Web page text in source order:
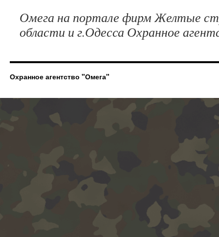
Омега на портале фирм Желтые
области и г.Одесса Охранное
Охранное агентство "Омега"